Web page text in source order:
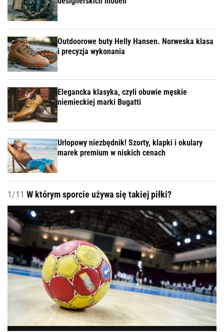
Outdoorowe buty Helly Hansen. Norweska klasa
i precyzja wykonania
Elegancka klasyka, czyli obuwie męskie
niemieckiej marki Bugatti
Urlopowy niezbędnik! Szorty, klapki i okulary
marek premium w niskich cenach
1/11 W którym sporcie używa się takiej piłki?